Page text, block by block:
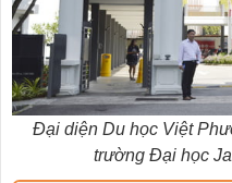
Đại diện Du học Việt
trường Đại học